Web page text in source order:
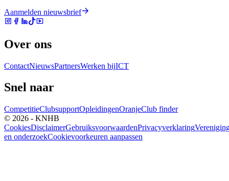
Aanmelden nieuwsbrief
Over ons
ContactNieuwsPartnersWerken bijICT
Snel naar
CompetitieClubsupportOpleidingenOranjeClub finder
© 2026 - KNHB
CookiesDisclaimerGebruiksvoorwaardenPrivacyverklaring
en onderzoekCookievoorkeuren aanpassen